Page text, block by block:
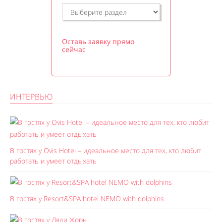
Оставь заявку прямо
сейчас
ИНТЕРВЬЮ
В гостях у Ovis Hotel – идеальное место для тех, кто любит
работать и умеет отдыхать
В гостях у Resort&SPA hotel NEMO with dolphins